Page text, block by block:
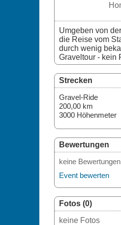
Umgeben von
die Reise vom
durch wenig
Graveltour - kein
Strecken
Gravel-Ride
200,00 km
3000 Höhenmeter
Bewertungen
keine Bewertungen
Event bewerten
Fotos (0)
keine Fotos